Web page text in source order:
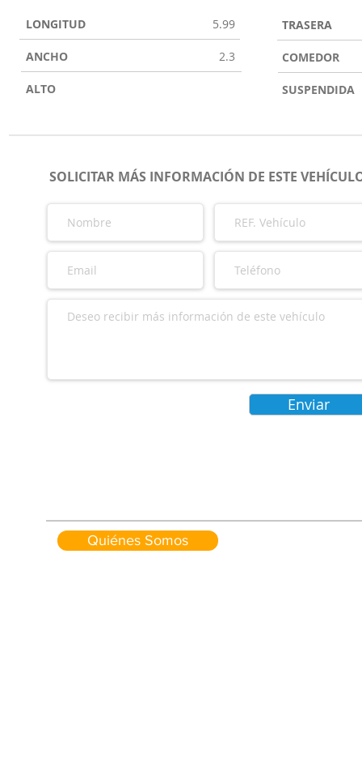
LONGITUD 5.99
ANCHO 2.3
ALTO
TRASERA
COMEDOR
SUSPENDIDA
SOLICITAR MÁS INFORMACIÓN DE ESTE
Enviar
Quiénes Somos